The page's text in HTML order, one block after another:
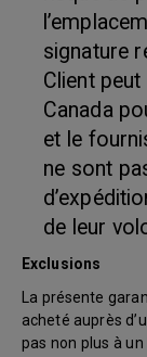
signature
Client
Canada
et le
ne sont
de leur
Exclusions
La présente
acheté auprès
pas non plus à